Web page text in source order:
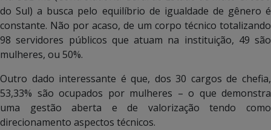
do Sul) a busca pelo equilíbrio de igualdade de gênero é
constante. Não por acaso, de um corpo técnico totalizando
98 servidores públicos que atuam na instituição, 49 são
mulheres, ou 50%.
Outro dado interessante é que, dos 30 cargos de chefia,
53,33% são ocupados por mulheres – o que demonstra
uma gestão aberta e de valorização tendo como
direcionamento aspectos técnicos.